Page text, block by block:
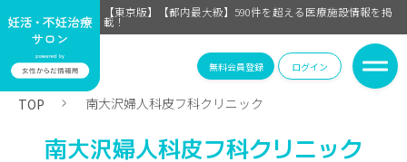
【東京版】【都内最大級】590件を超える医療施設情報を掲
載！
無料会員登録 ログイン
TOP 南大沢婦人科皮フ科クリニック
南大沢婦人科皮フ科クリニック